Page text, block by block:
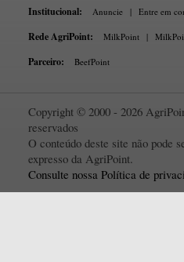
Institucional: Anuncie | Entre em
Rede AgriPoint: MilkPoint |
Parceiro: BeefPoint
Copyright © 2000 - 2026
reservados
O conteúdo deste site não pode
expresso da AgriPoint.
Consulte nossa Política de